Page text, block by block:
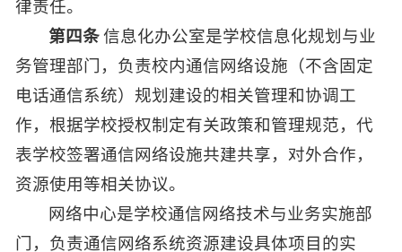
律责任。
第四条 信息化办公室是学校信息化规划与业
务管理部门，负责校内通信网络设施（不含固定
电话通信系统）规划建设的相关管理和协调工
作，根据学校授权制定有关政策和管理规范，代
表学校签署通信网络设施共建共享，对外合作，
资源使用等相关协议。
网络中心是学校通信网络技术与业务实施部
门，负责通信网络系统资源建设具体项目的实